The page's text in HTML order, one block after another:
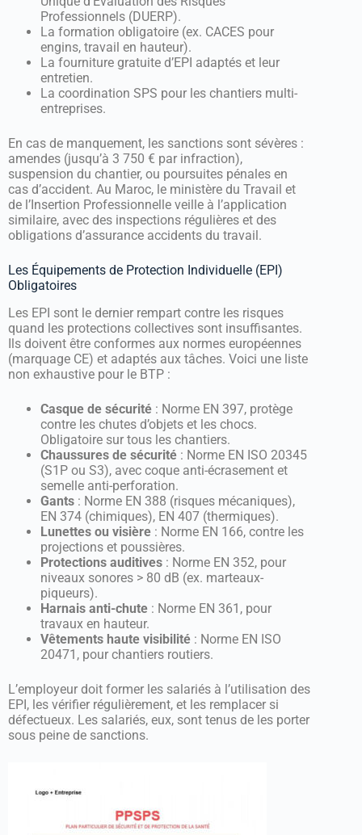
Professionnels (DUERP).
La formation obligatoire (ex. CACES pour
engins, travail en hauteur).
La fourniture gratuite d’EPI adaptés et leur
entretien.
La coordination SPS pour les chantiers multi-
entreprises.
En cas de manquement, les sanctions sont sévères :
amendes (jusqu’à 3 750 € par infraction),
suspension du chantier, ou poursuites pénales en
cas d’accident. Au Maroc, le ministère du Travail et
de l’Insertion Professionnelle veille à l’application
similaire, avec des inspections régulières et des
obligations d’assurance accidents du travail.
Les Équipements de Protection Individuelle (EPI)
Obligatoires
Les EPI sont le dernier rempart contre les risques
quand les protections collectives sont insuffisantes.
Ils doivent être conformes aux normes européennes
(marquage CE) et adaptés aux tâches. Voici une liste
non exhaustive pour le BTP :
Casque de sécurité : Norme EN 397, protège
contre les chutes d’objets et les chocs.
Obligatoire sur tous les chantiers.
Chaussures de sécurité : Norme EN ISO 20345
(S1P ou S3), avec coque anti-écrasement et
semelle anti-perforation.
Gants : Norme EN 388 (risques mécaniques),
EN 374 (chimiques), EN 407 (thermiques).
Lunettes ou visière : Norme EN 166, contre les
projections et poussières.
Protections auditives : Norme EN 352, pour
niveaux sonores > 80 dB (ex. marteaux-
piqueurs).
Harnais anti-chute : Norme EN 361, pour
travaux en hauteur.
Vêtements haute visibilité : Norme EN ISO
20471, pour chantiers routiers.
L’employeur doit former les salariés à l’utilisation des
EPI, les vérifier régulièrement, et les remplacer si
défectueux. Les salariés, eux, sont tenus de les porter
sous peine de sanctions.